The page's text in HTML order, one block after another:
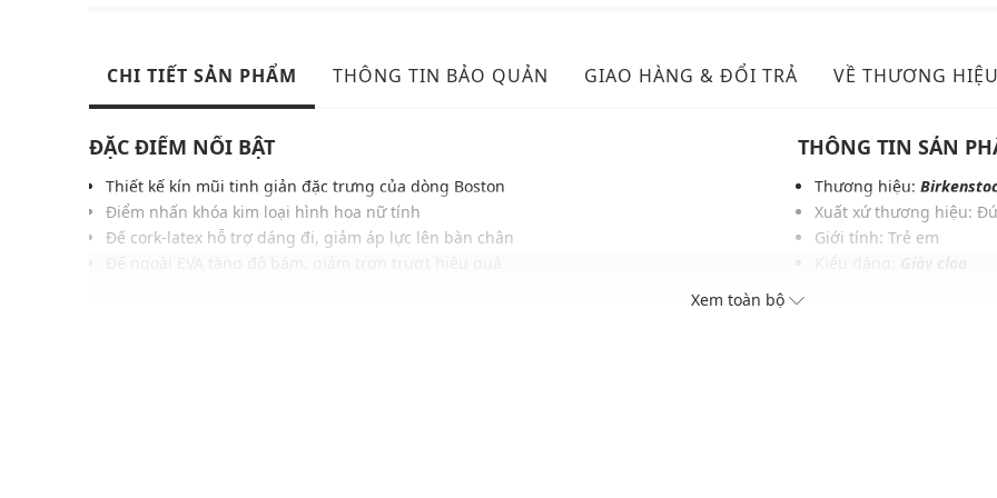
CHI TIẾT SẢN PHẨM THÔNG TIN BẢO QUẢN GIAO HÀNG & ĐỔI TRẢ VỀ THƯƠNG HIỆU
ĐẶC ĐIỂM NỔI BẬT
Thiết kế kín mũi tinh giản đặc trưng của dòng Boston
Điểm nhấn khóa kim loại hình hoa nữ tính
Đế cork-latex hỗ trợ dáng đi, giảm áp lực lên bàn chân
THÔNG TIN SẢN
Thương hiệu:
Xuất xứ thương hiệu:
Giới tính: Trẻ em
Xem toàn bộ